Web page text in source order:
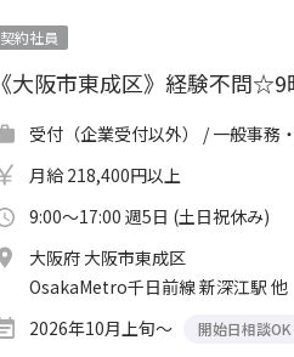
契約社員
《大阪市東成区》経験不問
受付（企業受付以外） / 一般事務
月給 218,400円以上
9:00～17:00 週5日 (土日祝休み)
大阪府 大阪市東成区
OsakaMetro千日前線 新深江駅 他
2026年10月上旬～
開始日相談OK